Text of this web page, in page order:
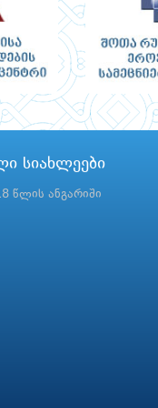
სიახლეები
წლის ანგარიში